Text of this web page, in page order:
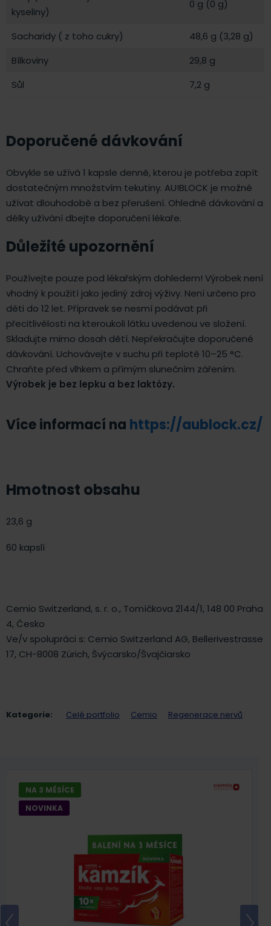
kyseliny)
0 g (0 g)
Sacharidy ( z toho cukry)
48,6 g (3,28 g)
Bílkoviny
29,8 g
Sůl
7,2 g
Doporučené dávkování
Obvykle se užívá 1 kapsle denně, kterou je potřeba zapít
dostatečným množstvím tekutiny. AU!BLOCK je možné
užívat dlouhodobě a bez přerušení. Ohledně dávkování a
délky užívání dbejte doporučení lékaře.
Důležité upozornění
Používejte pouze pod lékařským dohledem! Výrobek není
vhodný k použití jako jediný zdroj výživy. Není určeno pro
děti do 12 let. Přípravek se nesmí podávat při
přecitlivělosti na kteroukoli látku uvedenou ve složení.
Skladujte mimo dosah dětí. Nepřekračujte doporučené
dávkování. Uchovávejte v suchu při teplotě 10–25 °C.
Chraňte před vlhkem a přímým slunečním zářením.
Výrobek je bez lepku a bez laktózy.
Více informací na https://aublock.cz/
Hmotnost obsahu
23,6 g
60 kapslí
Cemio Switzerland, s. r. o., Tomíčkova 2144/1, 148 00 Praha
4, Česko
Ve/v spolupráci s: Cemio Switzerland AG, Bellerivestrasse
17, CH-8008 Zürich, Švýcarsko/Švajčiarsko
Kategorie: Celé portfolio Cemio Regenerace nervů
NA 3 MĚSÍCE
NOVINKA